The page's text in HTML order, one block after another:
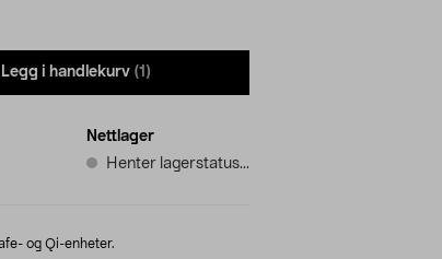
Legg i handlekurv (1)
Nettlager
Henter lagerstatus...
og Qi-enheter.